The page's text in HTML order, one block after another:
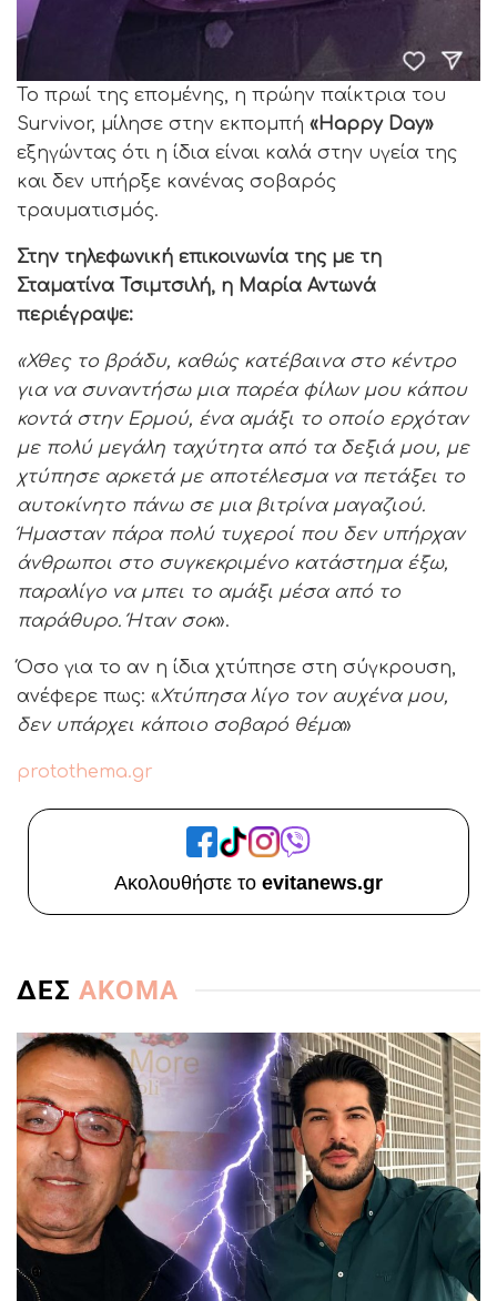
Το πρωί της επομένης, η πρώην παίκτρια του
Survivor, μίλησε στην εκπομπή «Happy Day»
εξηγώντας ότι η ίδια είναι καλά στην υγεία της
και δεν υπήρξε κανένας σοβαρός
τραυματισμός.
Στην τηλεφωνική επικοινωνία της με τη
Σταματίνα Τσιμτσιλή, η Μαρία Αντωνά
περιέγραψε:
«Χθες το βράδυ, καθώς κατέβαινα στο κέντρο
για να συναντήσω μια παρέα φίλων μου κάπου
κοντά στην Ερμού, ένα αμάξι το οποίο ερχόταν
με πολύ μεγάλη ταχύτητα από τα δεξιά μου, με
χτύπησε αρκετά με αποτέλεσμα να πετάξει το
αυτοκίνητο πάνω σε μια βιτρίνα μαγαζιού.
Ήμασταν πάρα πολύ τυχεροί που δεν υπήρχαν
άνθρωποι στο συγκεκριμένο κατάστημα έξω,
παραλίγο να μπει το αμάξι μέσα από το
παράθυρο. Ήταν σοκ».
Όσο για το αν η ίδια χτύπησε στη σύγκρουση,
ανέφερε πως: «Χτύπησα λίγο τον αυχένα μου,
δεν υπάρχει κάποιο σοβαρό θέμα»
protothema.gr
Ακολουθήστε το evitanews.gr
ΔΕΣ ΑΚΟΜΑ